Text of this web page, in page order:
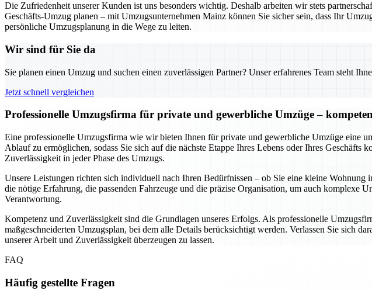
Die Zufriedenheit unserer Kunden ist uns besonders wichtig. Deshalb arbeiten wir stets
Geschäfts-Umzug planen – mit Umzugsunternehmen Mainz können Sie sicher sein, dass Ihr
persönliche Umzugsplanung in die Wege zu leiten.
Wir sind für Sie da
Sie planen einen Umzug und suchen einen zuverlässigen Partner? Unser erfahrenes Team steht
Jetzt schnell vergleichen
Professionelle Umzugsfirma für private und gewerbliche Umzüge –
Eine professionelle Umzugsfirma wie wir bieten Ihnen für private und gewerbliche Umzüge eine
Ablauf zu ermöglichen, sodass Sie sich auf die nächste Etappe Ihres Lebens oder Ihres
Zuverlässigkeit in jeder Phase des Umzugs.
Unsere Leistungen richten sich individuell nach Ihren Bedürfnissen – ob Sie eine kleine
die nötige Erfahrung, die passenden Fahrzeuge und die präzise Organisation, um auch
Verantwortung.
Kompetenz und Zuverlässigkeit sind die Grundlagen unseres Erfolgs. Als professionelle
maßgeschneiderten Umzugsplan, bei dem alle Details berücksichtigt werden. Verlassen Sie sich
unserer Arbeit und Zuverlässigkeit überzeugen zu lassen.
FAQ
Häufig gestellte Fragen